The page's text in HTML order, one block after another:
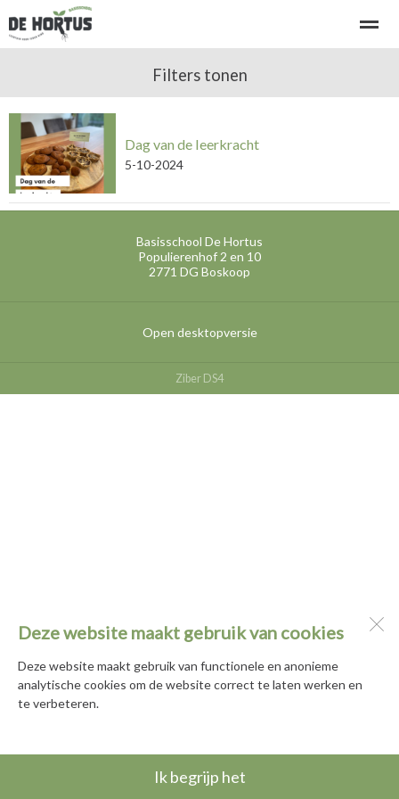
Welkom bij basisschool de Hortus Kennismaken - rondleiding
Home Bellen E-mail
Deze website maakt gebruik van cookies
Deze website maakt gebruik van functionele en anonieme
analytische cookies om de website correct te laten werken en
te verbeteren.
Ik begrijp het
Filters tonen
Dag van de leerkracht
5-10-2024
Basisschool De Hortus
Populierenhof 2 en 10
2771 DG Boskoop
Open desktopversie
Ziber DS4